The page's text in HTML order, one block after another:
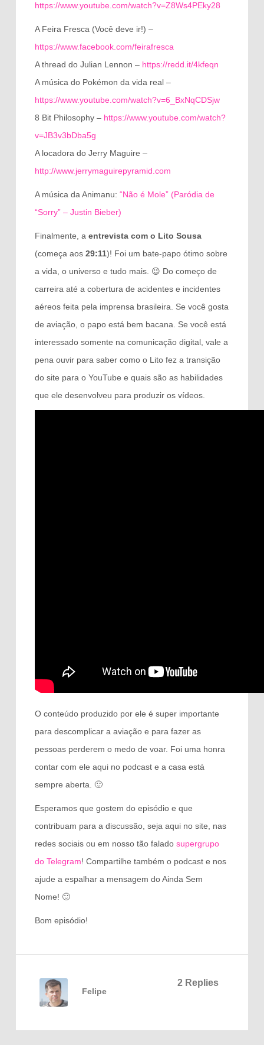
https://www.youtube.com/watch?v=Z8Ws4PEky28
A Feira Fresca (Você deve ir!) –
https://www.facebook.com/feirafresca
A thread do Julian Lennon – https://redd.it/4kfeqn
A música do Pokémon da vida real –
https://www.youtube.com/watch?v=6_BxNqCDSjw
8 Bit Philosophy – https://www.youtube.com/watch?
v=JB3v3bDba5g
A locadora do Jerry Maguire –
http://www.jerrymaguirepyramid.com
A música da Animanu: “Não é Mole” (Paródia de
“Sorry” – Justin Bieber)
Finalmente, a entrevista com o Lito Sousa
(começa aos 29:11)! Foi um bate-papo ótimo sobre
a vida, o universo e tudo mais. 😉 Do começo de
carreira até a cobertura de acidentes e incidentes
aéreos feita pela imprensa brasileira. Se você gosta
de aviação, o papo está bem bacana. Se você está
interessado somente na comunicação digital, vale a
pena ouvir para saber como o Lito fez a transição
do site para o YouTube e quais são as habilidades
que ele desenvolveu para produzir os vídeos.
O conteúdo produzido por ele é super importante
para descomplicar a aviação e para fazer as
pessoas perderem o medo de voar. Foi uma honra
contar com ele aqui no podcast e a casa está
sempre aberta. 🙂
Esperamos que gostem do episódio e que
contribuam para a discussão, seja aqui no site, nas
redes sociais ou em nosso tão falado supergrupo
do Telegram! Compartilhe também o podcast e nos
ajude a espalhar a mensagem do Ainda Sem
Nome! 🙂
Bom episódio!
2 Replies
Felipe